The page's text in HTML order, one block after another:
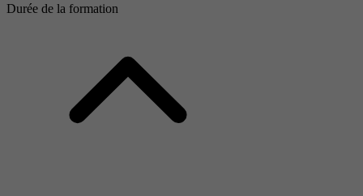
Durée de la formation